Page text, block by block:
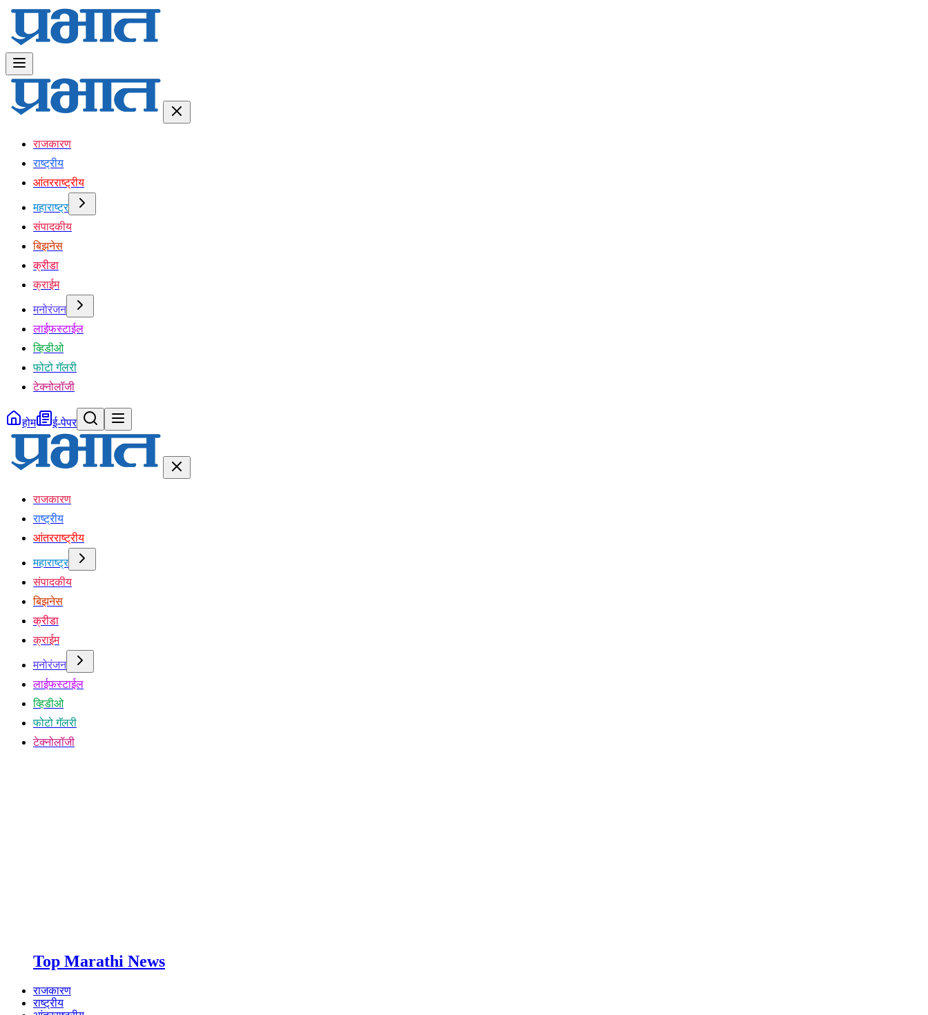
राजकारण
राष्ट्रीय
आंतरराष्ट्रीय
महाराष्ट्र
संपादकीय
बिझनेस
क्रीडा
क्राईम
मनोरंजन
लाईफस्टाईल
व्हिडीओ
फोटो गॅलरी
टेक्नोलॉजी
होम ई-पेपर
राजकारण
राष्ट्रीय
आंतरराष्ट्रीय
महाराष्ट्र
संपादकीय
बिझनेस
क्रीडा
क्राईम
मनोरंजन
लाईफस्टाईल
व्हिडीओ
फोटो गॅलरी
टेक्नोलॉजी
Top Marathi News
राजकारण
राष्ट्रीय